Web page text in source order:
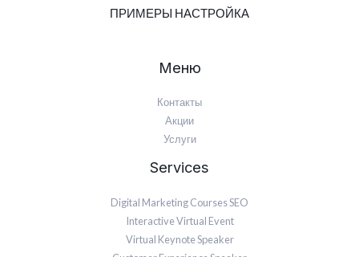
ПРИМЕРЫ НАСТРОЙКА
Меню
Контакты
Акции
Услуги
Services
Digital Marketing Courses SEO
Interactive Virtual Event
Virtual Keynote Speaker